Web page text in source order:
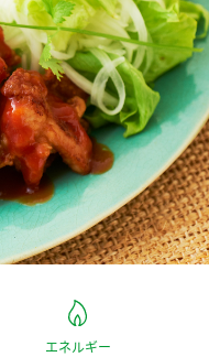
調味酢
ぽん酢
鍋用調味料
エネルギー